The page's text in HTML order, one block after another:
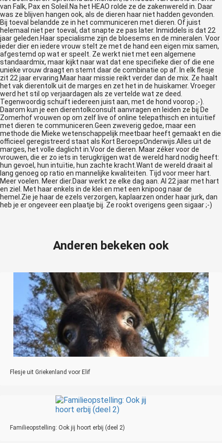
van Falk, Pax en Soleil.Na het HEAO rolde ze de zakenwereld in. Daar
was ze blijven hangen ook, als de dieren haar niet hadden gevonden.
Bij toeval belandde ze in het communiceren met dieren. Of juist
helemaal niet per toeval, dat snapte ze pas later. Inmiddels is dat 22
jaar geleden.Haar specialisme zijn de bloesems en de mineralen. Voor
ieder dier en iedere vrouw stelt ze met de hand een eigen mix samen,
afgestemd op wat er speelt. Ze werkt niet met een algemene
standaardmix, maar kijkt naar wat dat ene specifieke dier of die ene
unieke vrouw draagt en stemt daar de combinatie op af. In elk flesje
zit 22 jaar ervaring.Maar haar missie reikt verder dan de mix. Ze haalt
het vak dierentolk uit de marges en zet het in de huiskamer. Vroeger
werd het stil op verjaardagen als ze vertelde wat ze deed.
Tegenwoordig schuift iedereen juist aan, met de hond voorop ;-).
Daarom kun je een dierentolkconsult aanvragen en leiden ze bij De
Zomerhof vrouwen op om zelf live of online telepathisch en intuïtief
met dieren te communiceren.Geen zweverig gedoe, maar een
methode die Mieke wetenschappelijk meetbaar heeft gemaakt en die
officieel geregistreerd staat als Kort BeroepsOnderwijs.Alles uit de
marges, het volle daglicht in.Voor de dieren. Maar zéker voor de
vrouwen, die er zo iets in terugkrijgen wat de wereld hard nodig heeft:
hun gevoel, hun intuïtie, hun zachte kracht.Want de wereld draait al
lang genoeg op ratio en mannelijke kwaliteiten. Tijd voor meer hart.
Meer voelen. Meer dier.Daar werkt ze elke dag aan. Al 22 jaar met hart
en ziel. Met haar enkels in de klei en met een knipoog naar de
hemel.Zie je haar de ezels verzorgen, kaplaarzen onder haar jurk, dan
heb je er ongeveer een plaatje bij. Ze rookt overigens geen sigaar ;-)
Anderen bekeken ook
Flesje uit Griekenland voor Elif
Familieopstelling: Ook jij hoort erbij (deel 2)